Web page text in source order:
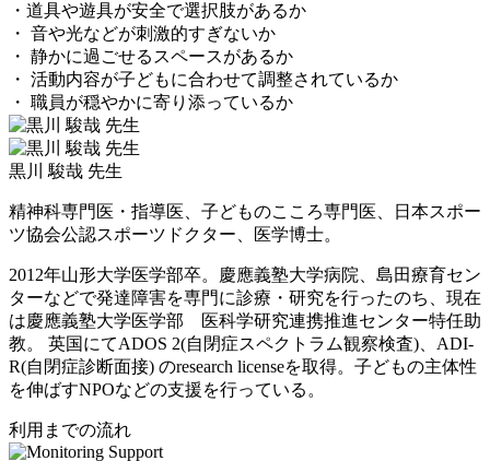
・道具や遊具が安全で選択肢があるか
・ 音や光などが刺激的すぎないか
・ 静かに過ごせるスペースがあるか
・ 活動内容が子どもに合わせて調整されているか
・ 職員が穏やかに寄り添っているか
黒川 駿哉 先生
精神科専門医・指導医、子どものこころ専門医、日本スポー
ツ協会公認スポーツドクター、医学博士。
2012年山形大学医学部卒。慶應義塾大学病院、島田療育セン
ターなどで発達障害を専門に診療・研究を行ったのち、現在
は慶應義塾大学医学部 医科学研究連携推進センター特任助
教。 英国にてADOS 2(自閉症スペクトラム観察検査)、ADI-
R(自閉症診断面接) のresearch licenseを取得。子どもの主体性
を伸ばすNPOなどの支援を行っている。
利用までの流れ